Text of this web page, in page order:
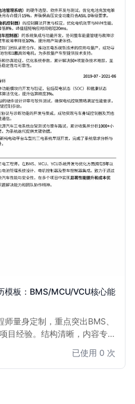
模板：BMS/MCU/VCU核心能
量身定制，重点突出BMS、
目经验。结构清晰，内容专
成果，助力快速获得面试机
已使用 0 次